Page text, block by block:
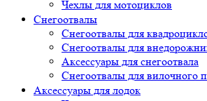
Чехлы для мотоциклов
Снегоотвалы
Снегоотвалы для
Снегоотвалы для
Аксессуары для снегоотвала
Снегоотвалы для вилочного
Аксессуары для лодок